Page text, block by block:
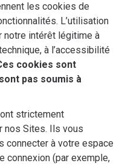
les cookies de
L’utilisation
intérêt légitime à
à l’accessibilité
cookies sont
pas soumis à
strictement
nos Sites. Ils vous
connecter à votre espace
connexion (par exemple,